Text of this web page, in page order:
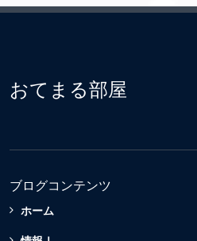
おてまる部屋
ブログコンテンツ
ホーム